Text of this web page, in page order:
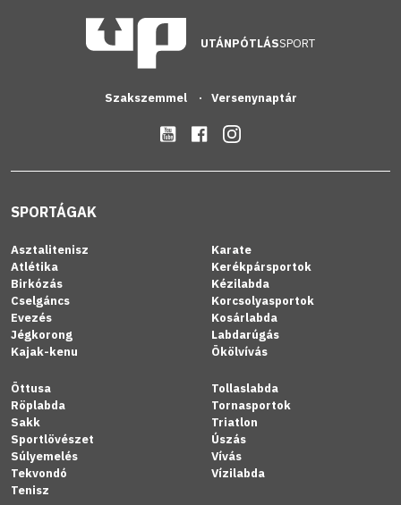
UTÁNPÓTLÁSSPORT
Szakszemmel Versenynaptár
SPORTÁGAK
Asztalitenisz
Atlétika
Birkózás
Cselgáncs
Evezés
Jégkorong
Kajak-kenu
Karate
Kerékpársportok
Kézilabda
Korcsolyasportok
Kosárlabda
Labdarúgás
Ökölvívás
Öttusa
Röplabda
Sakk
Sportlövészet
Súlyemelés
Tekvondó
Tenisz
Tollaslabda
Tornasportok
Triatlon
Úszás
Vívás
Vízilabda